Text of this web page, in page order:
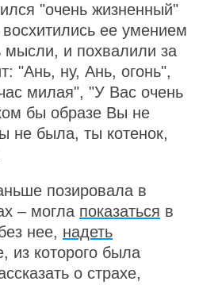
"очень жизненный"
ее умением
мысли, и похвалили за
"Ань, ну, Ань, огонь",
милая", "У Вас очень
бы образе Вы не
не была, ты котенок,
позировала в
– могла показаться в
нее, надеть
из которого была
о страхе,